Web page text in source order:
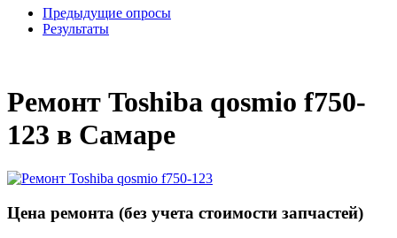
Предыдущие опросы
Результаты
Ремонт Toshiba qosmio f750-
123 в Самаре
Цена ремонта (без учета стоимости запчастей)